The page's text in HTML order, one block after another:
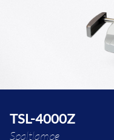
TSL-4000Z
Spaltlampe